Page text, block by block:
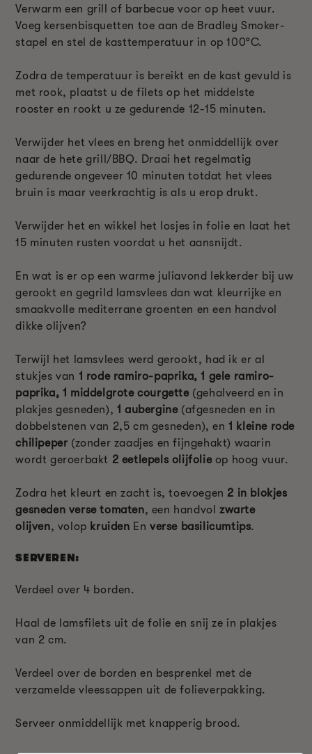
Verwarm een grill of barbecue voor op heet vuur.
Voeg kersenbisquetten toe aan de Bradley Smoker-
stapel en stel de kasttemperatuur in op 100°C.
Zodra de temperatuur is bereikt en de kast gevuld is
met rook, plaatst u de filets op het middelste
rooster en rookt u ze gedurende 12-15 minuten.
Verwijder het vlees en breng het onmiddellijk over
naar de hete grill/BBQ. Draai het regelmatig
gedurende ongeveer 10 minuten totdat het vlees
bruin is maar veerkrachtig is als u erop drukt.
Verwijder het en wikkel het losjes in folie en laat het
15 minuten rusten voordat u het aansnijdt.
En wat is er op een warme juliavond lekkerder bij uw
gerookt en gegrild lamsvlees dan wat kleurrijke en
smaakvolle mediterrane groenten en een handvol
dikke olijven?
Terwijl het lamsvlees werd gerookt, had ik er al
stukjes van 1 rode ramiro-paprika, 1 gele ramiro-
paprika, 1 middelgrote courgette(gehalveerd en in
plakjes gesneden), 1 aubergine(afgesneden en in
dobbelstenen van 2,5 cm gesneden), en1 kleine rode
chilipeper (zonder zaadjes en fijngehakt) waarin
wordt geroerbakt 2 eetlepels olijfolieop hoog vuur.
Zodra het kleurt en zacht is, toevoegen 2 in blokjes
gesneden verse tomaten, een handvol zwarte
olijven, volop kruiden Enverse basilicumtips.
SERVEREN:
Verdeel over 4 borden.
Haal de lamsfilets uit de folie en snij ze in plakjes
van 2 cm.
Verdeel over de borden en besprenkel met de
verzamelde vleessappen uit de folieverpakking.
Serveer onmiddellijk met knapperig brood.